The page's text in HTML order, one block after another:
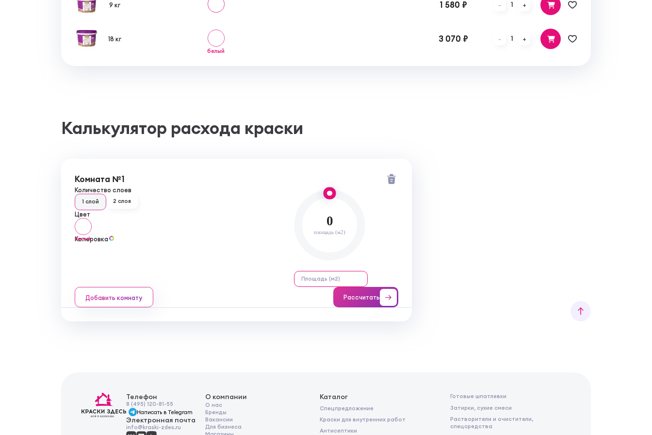
9 кг 1 580 ₽ - 1 +
18 кг
белый
3 070 ₽ - 1 +
Калькулятор расхода краски
Комната №1
Количество слоев
1 слой 2 слоя
Цвет
белый
Колеровка
0
площадь (м2)
Добавить комнату Рассчитать
Телефон
8 (495) 120-81-55
Написать в Telegram
Электронная почта
info@kraski-zdes.ru
О компании
О нас
Бренды
Вакансии
Для бизнеса
Каталог
Спецпредложение
Краски для внутренних работ
Антисептики
Готовые шпатлевки
Затирки, сухие смеси
Растворители и очистители,
спецсредства